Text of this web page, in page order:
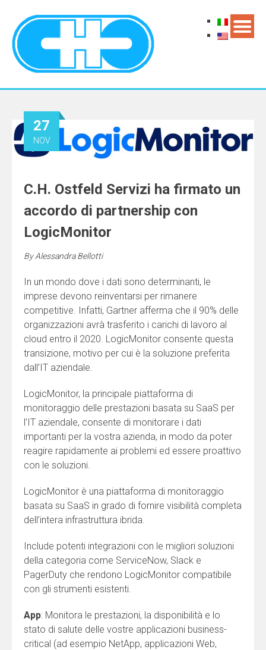
C.H. Ostfeld Servizi ha firmato un
accordo di partnership con
LogicMonitor
27
NOV
ByAlessandra Bellotti
In un mondo dove i dati sono determinanti, le
imprese devono reinventarsi per rimanere
competitive. Infatti, Gartner afferma che il 90% delle
organizzazioni avrà trasferito i carichi di lavoro al
cloud entro il 2020. LogicMonitor consente questa
transizione, motivo per cui è la soluzione preferita
dall’IT aziendale.
LogicMonitor, la principale piattaforma di
monitoraggio delle prestazioni basata su SaaS per
l’IT aziendale, consente di monitorare i dati
importanti per la vostra azienda, in modo da poter
reagire rapidamente ai problemi ed essere proattivo
con le soluzioni.
LogicMonitor è una piattaforma di monitoraggio
basata su SaaS in grado di fornire visibilità completa
dell’intera infrastruttura ibrida.
Include potenti integrazioni con le migliori soluzioni
della categoria come ServiceNow, Slack e
PagerDuty che rendono LogicMonitor compatibile
con gli strumenti esistenti.
App: Monitora le prestazioni, la disponibilità e lo
stato di salute delle vostre applicazioni business-
critical (ad esempio NetApp, applicazioni Web,